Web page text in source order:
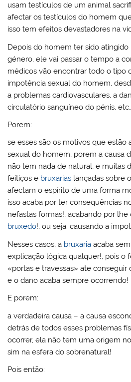
usam testículos de um animal
afectar os testículos do homem
isso tem efeitos devastadores na
Depois do homem ter sido atingido
género, ele vai passar o tempo a
médicos vão encontrar todo o tipo
impotência sexual do homem,
a problemas cardiovasculares, a
circulatório sanguíneo do pénis,
Porem:
se esses são os motivos que estão
sexual do homem, porem a causa
não tem nada de natural, e muitas
feitiços e bruxarias lançadas sobre
afectam o espírito de uma forma
isso acaba por ter consequências
nefastas formas!, acabando por
bruxedo!, ou seja: causando a
Nesses casos, a bruxaria acaba
explicação lógica qualquer!, pois o
«portas e travessas» ate conseguir
e o dano acaba sempre ocorrendo!
E porem:
a verdadeira causa – a causa
detrás de todos esses problemas
ocorrer, ela não tem uma origem
sim na esfera do sobrenatural!
Pois então: